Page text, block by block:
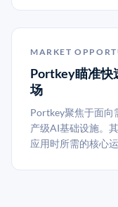
MARKET
Portkey瞄准快
场
Portkey聚焦于面向
产级AI基础设施。
应用时所需的核心运